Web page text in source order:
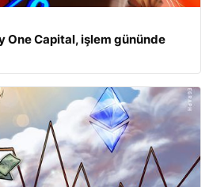
One Capital, işlem gününde